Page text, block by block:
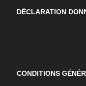
DÉCLARATION
CONDITIONS